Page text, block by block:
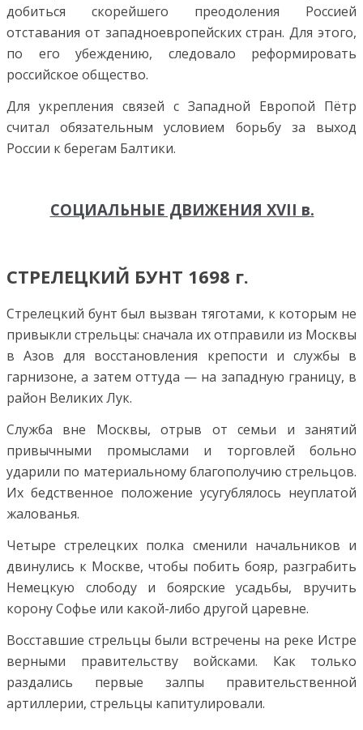
добиться скорейшего преодоления Россией
отставания от западноевропейских стран. Для этого,
по его убеждению, следовало реформировать
российское общество.
Для укрепления связей с Западной Европой Пётр
считал обязательным условием борьбу за выход
России к берегам Балтики.
СОЦИАЛЬНЫЕ ДВИЖЕНИЯ XVII в.
СТРЕЛЕЦКИЙ БУНТ 1698 г.
Стрелецкий бунт был вызван тяготами, к которым не
привыкли стрельцы: сначала их отправили из Москвы
в Азов для восстановления крепости и службы в
гарнизоне, а затем оттуда — на западную границу, в
район Великих Лук.
Служба вне Москвы, отрыв от семьи и занятий
привычными промыслами и торговлей больно
ударили по материальному благополучию стрельцов.
Их бедственное положение усугублялось неуплатой
жалованья.
Четыре стрелецких полка сменили начальников и
двинулись к Москве, чтобы побить бояр, разграбить
Немецкую слободу и боярские усадьбы, вручить
корону Софье или какой-либо другой царевне.
Восставшие стрельцы были встречены на реке Истре
верными правительству войсками. Как только
раздались первые залпы правительственной
артиллерии, стрельцы капитулировали.